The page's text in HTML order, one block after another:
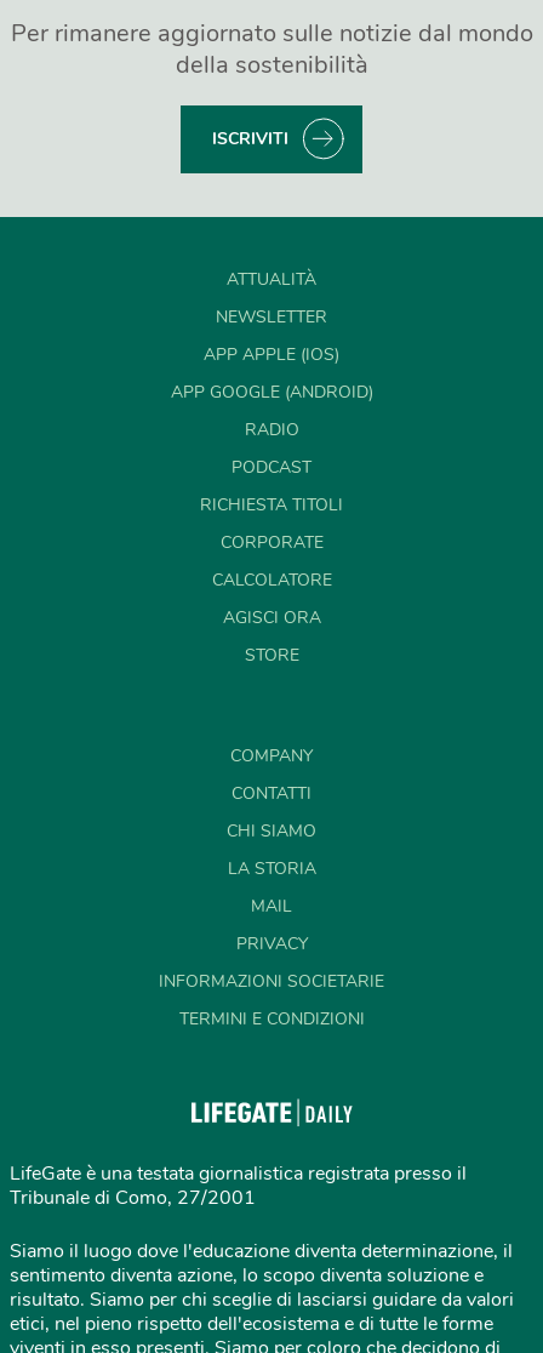
Per rimanere aggiornato sulle notizie dal mondo
della sostenibilità
ISCRIVITI
ATTUALITÀ
NEWSLETTER
APP APPLE (IOS)
APP GOOGLE (ANDROID)
RADIO
PODCAST
RICHIESTA TITOLI
CORPORATE
CALCOLATORE
AGISCI ORA
STORE
COMPANY
CONTATTI
CHI SIAMO
LA STORIA
MAIL
PRIVACY
INFORMAZIONI SOCIETARIE
TERMINI E CONDIZIONI
LifeGate è una testata giornalistica registrata presso il
Tribunale di Como, 27/2001
Siamo il luogo dove l'educazione diventa determinazione, il
sentimento diventa azione, lo scopo diventa soluzione e
risultato. Siamo per chi sceglie di lasciarsi guidare da valori
etici, nel pieno rispetto dell'ecosistema e di tutte le forme